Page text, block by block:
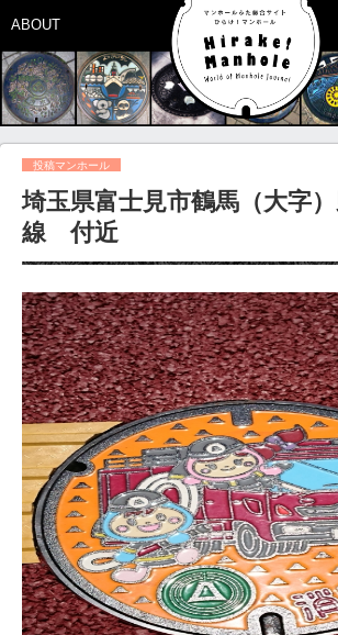
ABOUT
投稿マンホール
埼玉県富士見市鶴馬（大字
線 付近